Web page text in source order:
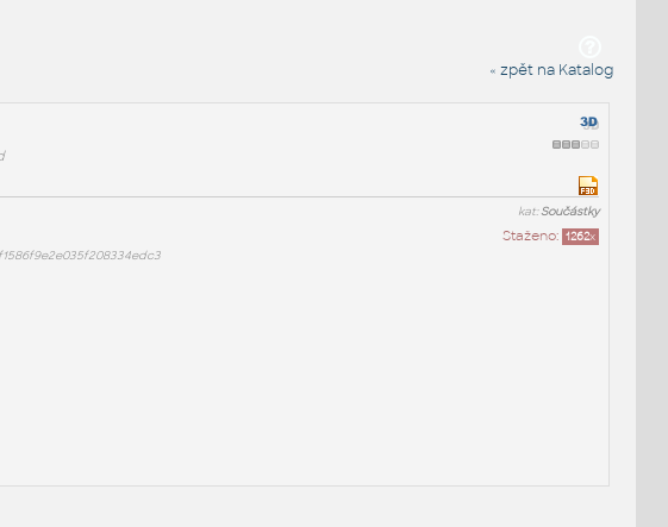
« zpět na Katalog
kat:Součástky
Staženo: 1262x